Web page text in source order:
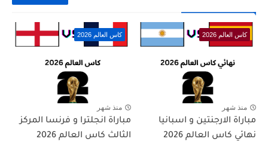
كاس العالم 2026
منذ شهر
مباراة الارجنتين و اسبانيا
نهائي كاس العالم 2026
كاس العالم 2026
منذ شهر
مباراة انجلترا و فرنسا المركز
الثالث كاس العالم 2026